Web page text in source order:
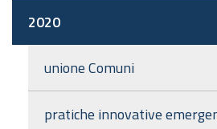
2020
unione Comuni
pratiche innovative